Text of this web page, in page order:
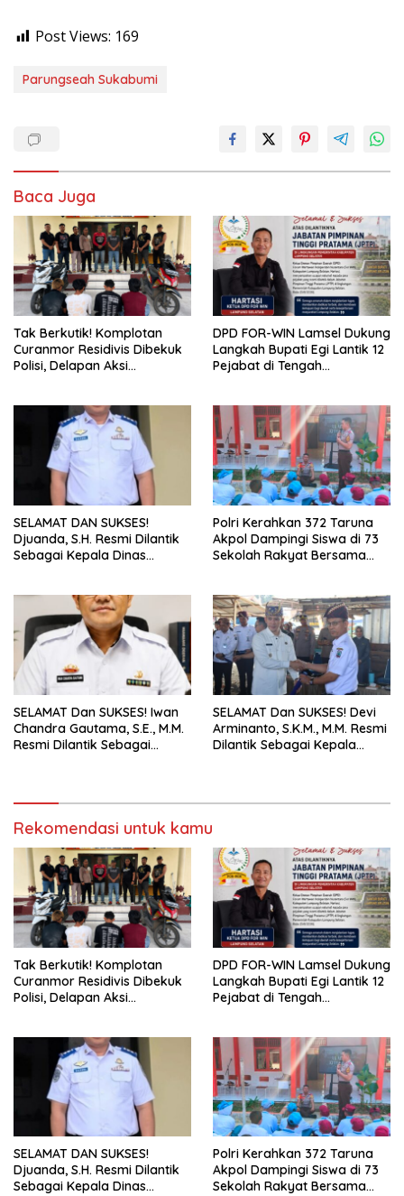
Post Views: 169
Parungseah Sukabumi
Baca Juga
Tak Berkutik! Komplotan
Curanmor Residivis Dibekuk
Polisi, Delapan Aksi
DPD FOR-WIN Lamsel Dukung
Langkah Bupati Egi Lantik 12
Pejabat di Tengah
SELAMAT DAN SUKSES!
Djuanda, S.H. Resmi Dilantik
Sebagai Kepala Dinas
Polri Kerahkan 372 Taruna
Akpol Dampingi Siswa di 73
Sekolah Rakyat Bersama
SELAMAT Dan SUKSES! Iwan
Chandra Gautama, S.E., M.M.
Resmi Dilantik Sebagai
SELAMAT Dan SUKSES! Devi
Arminanto, S.K.M., M.M. Resmi
Dilantik Sebagai Kepala
Rekomendasi untuk kamu
Tak Berkutik! Komplotan
Curanmor Residivis Dibekuk
Polisi, Delapan Aksi
DPD FOR-WIN Lamsel Dukung
Langkah Bupati Egi Lantik 12
Pejabat di Tengah
SELAMAT DAN SUKSES!
Djuanda, S.H. Resmi Dilantik
Sebagai Kepala Dinas
Polri Kerahkan 372 Taruna
Akpol Dampingi Siswa di 73
Sekolah Rakyat Bersama